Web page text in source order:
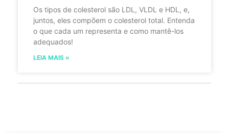
Os tipos de colesterol são LDL, VLDL e HDL, e,
juntos, eles compõem o colesterol total. Entenda
o que cada um representa e como mantê-los
adequados!
LEIA MAIS »